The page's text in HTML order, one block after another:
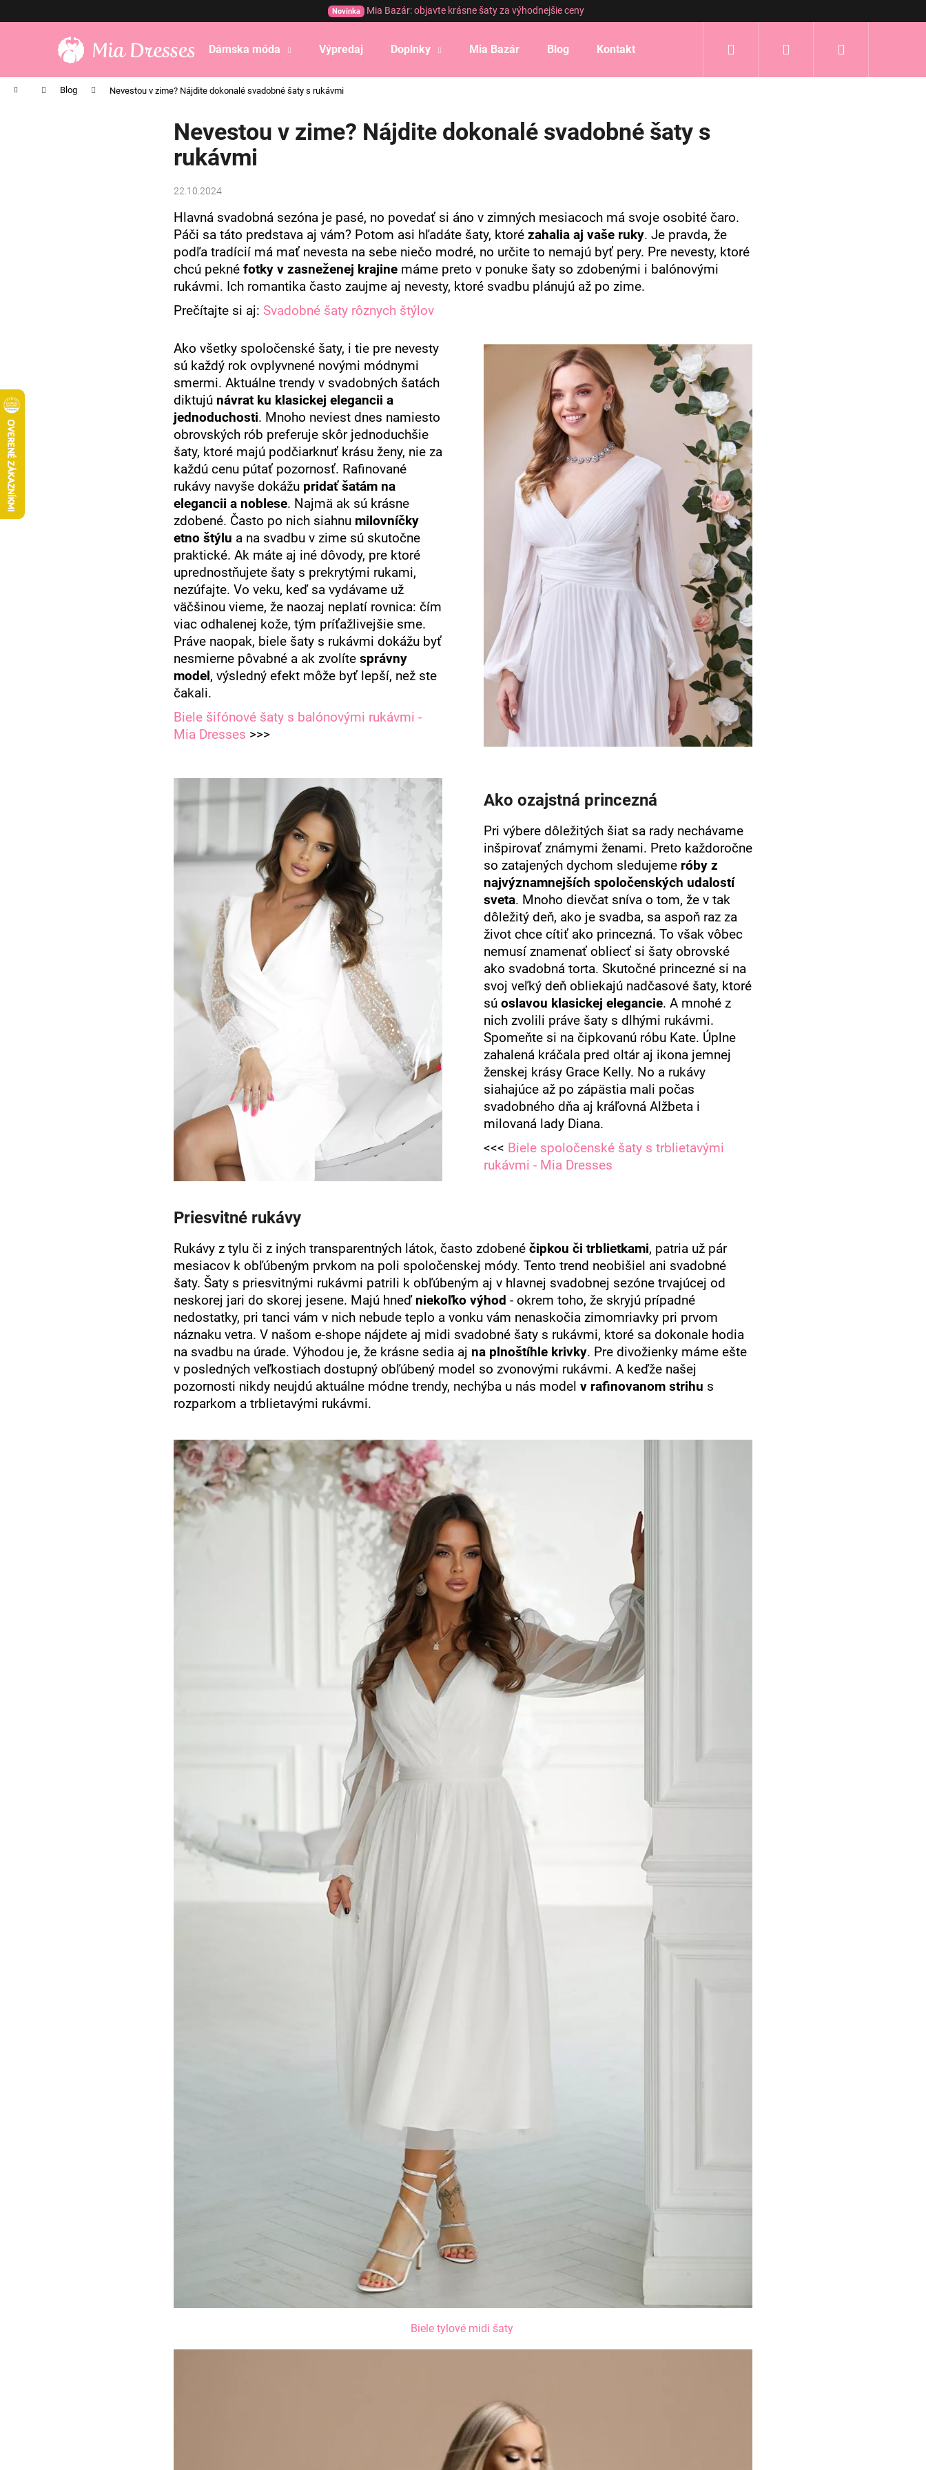
Novinka Mia Bazár: objavte krásne šaty za výhodnejšie ceny
Dámska móda Výpredaj Doplnky Mia Bazár Blog Kontakt Prihlásenie
Domov Blog Nevestou v zime? Nájdite dokonalé svadobné šaty s rukávmi
Nevestou v zime? Nájdite dokonalé svadobné šaty s
rukávmi
22.10.2024
Hlavná svadobná sezóna je pasé, no povedať si áno v zimných mesiacoch má svoje osobité čaro.
Páči sa táto predstava aj vám? Potom asi hľadáte šaty, ktoré zahalia aj vaše ruky. Je pravda, že
podľa tradícií má mať nevesta na sebe niečo modré, no určite to nemajú byť pery. Pre nevesty, ktoré
chcú pekné fotky v zasneženej krajine máme preto v ponuke šaty so zdobenými i balónovými
rukávmi. Ich romantika často zaujme aj nevesty, ktoré svadbu plánujú až po zime.
Prečítajte si aj: Svadobné šaty rôznych štýlov
Ako všetky spoločenské šaty, i tie pre nevesty
sú každý rok ovplyvnené novými módnymi
smermi. Aktuálne trendy v svadobných šatách
diktujú návrat ku klasickej elegancii a
jednoduchosti. Mnoho neviest dnes namiesto
obrovských rób preferuje skôr jednoduchšie
šaty, ktoré majú podčiarknuť krásu ženy, nie za
každú cenu pútať pozornosť. Rafinované
rukávy navyše dokážu pridať šatám na
elegancii a noblese. Najmä ak sú krásne
zdobené. Často po nich siahnu milovníčky
etno štýlu a na svadbu v zime sú skutočne
praktické. Ak máte aj iné dôvody, pre ktoré
uprednostňujete šaty s prekrytými rukami,
nezúfajte. Vo veku, keď sa vydávame už
väčšinou vieme, že naozaj neplatí rovnica: čím
viac odhalenej kože, tým príťažlivejšie sme.
Práve naopak, biele šaty s rukávmi dokážu byť
nesmierne pôvabné a ak zvolíte správny
model, výsledný efekt môže byť lepší, než ste
čakali.
Biele šifónové šaty s balónovými rukávmi -
Mia Dresses >>>
Ako ozajstná princezná
Pri výbere dôležitých šiat sa rady nechávame
inšpirovať známymi ženami. Preto každoročne
so zatajených dychom sledujeme róby z
najvýznamnejších spoločenských udalostí
sveta. Mnoho dievčat sníva o tom, že v tak
dôležitý deň, ako je svadba, sa aspoň raz za
život chce cítiť ako princezná. To však vôbec
nemusí znamenať obliecť si šaty obrovské
ako svadobná torta. Skutočné princezné si na
svoj veľký deň obliekajú nadčasové šaty, ktoré
sú oslavou klasickej elegancie. A mnohé z
nich zvolili práve šaty s dlhými rukávmi.
Spomeňte si na čipkovanú róbu Kate. Úplne
zahalená kráčala pred oltár aj ikona jemnej
ženskej krásy Grace Kelly. No a rukávy
siahajúce až po zápästia mali počas
svadobného dňa aj kráľovná Alžbeta i
milovaná lady Diana.
<<< Biele spoločenské šaty s trblietavými
rukávmi - Mia Dresses
Priesvitné rukávy
Rukávy z tylu či z iných transparentných látok, často zdobené čipkou či trblietkami, patria už pár
mesiacov k obľúbeným prvkom na poli spoločenskej módy. Tento trend neobišiel ani svadobné
šaty. Šaty s priesvitnými rukávmi patrili k obľúbeným aj v hlavnej svadobnej sezóne trvajúcej od
neskorej jari do skorej jesene. Majú hneďniekoľko výhod - okrem toho, že skryjú prípadné
nedostatky, pri tanci vám v nich nebude teplo a vonku vám nenaskočia zimomriavky pri prvom
náznaku vetra. V našom e-shope nájdete aj midi svadobné šaty s rukávmi, ktoré sa dokonale hodia
na svadbu na úrade. Výhodou je, že krásne sedia aj na plnoštíhle krivky. Pre divožienky máme ešte
v posledných veľkostiach dostupný obľúbený model so zvonovými rukávmi. A keďže našej
pozornosti nikdy neujdú aktuálne módne trendy, nechýba u nás model v rafinovanom strihu s
rozparkom a trblietavými rukávmi.
Biele tylové midi šaty
o
k
obchodu
obchodu
Čo potrebujete nájsť?
HĽADAŤ